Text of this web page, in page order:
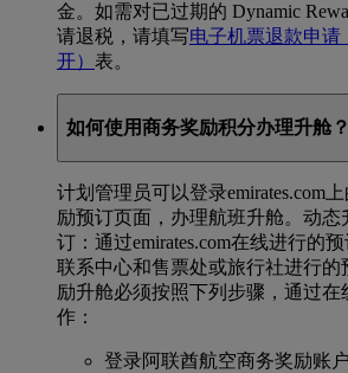
金。如需对已过期的 Dynamic
请退税，请填写电子机票退款申请
开） 表。
如何使用商务奖励积分办理升舱？
计划管理员可以登录emirates.com
励预订页面，办理航班升舱。动态
订：通过emirates.com在线进行的
联系中心和售票处或旅行社进行的
励升舱必须按照下列步骤，通过在
作：
登录阿联酋航空商务奖励账户